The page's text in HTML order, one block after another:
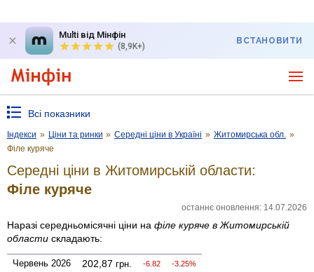
Multi від Мінфін
(8,9K+)
ВСТАНОВИТИ
Всі показники
Індекси » Ціни та ринки » Середні ціни в Україні » Житомирська обл. »
Філе куряче
Середні ціни в Житомирській области:
Філе куряче
останнє оновлення: 14.07.2026
Наразі середньомісячні ціни на філе куряче в Житомирській
области складають:
Червень 2026 202,87 грн. -6.82 -3.25%